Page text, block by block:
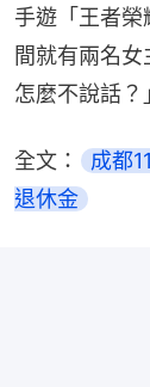
手遊「王者
間就有兩名
怎麼不說話？
全文：
成都
退休金